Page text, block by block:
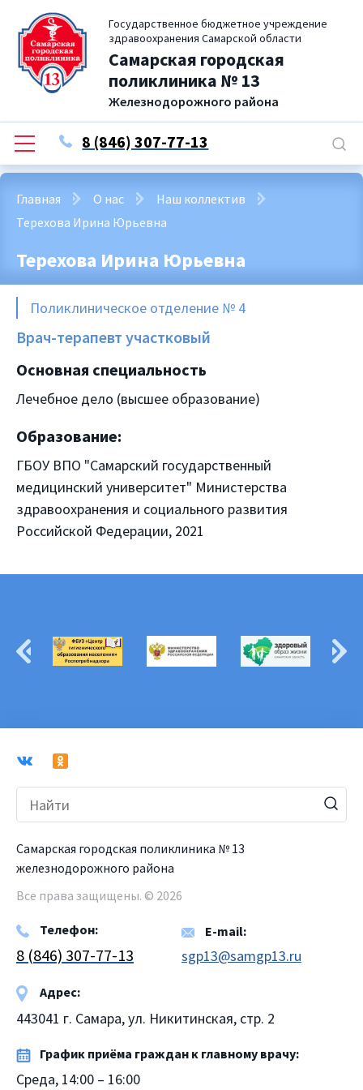
Государственное бюджетное учреждение
здравоохранения Самарской области
Самарская городская
поликлиника № 13
Железнодорожного района
8 (846) 307-77-13
Главная О нас
Наш коллектив
Терехова Ирина Юрьевна
Терехова Ирина Юрьевна
Поликлиническое отделение № 4
Врач-терапевт участковый
Основная специальность
Лечебное дело (высшее образование)
Образование:
ГБОУ ВПО "Самарский государственный
медицинский университет" Министерства
здравоохранения и социального развития
Российской Федерации, 2021
Самарская городская поликлиника № 13
железнодорожного района
Все права защищены. © 2026
Телефон:
8 (846) 307-77-13
E-mail:
sgp13@samgp13.ru
Адрес:
443041 г. Самара, ул. Никитинская, стр. 2
График приёма граждан к главному врачу:
Среда, 14:00 – 16:00